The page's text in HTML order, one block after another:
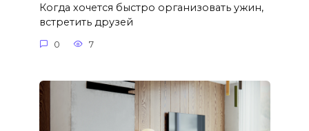
Когда хочется быстро организовать ужин,
встретить друзей
0 7